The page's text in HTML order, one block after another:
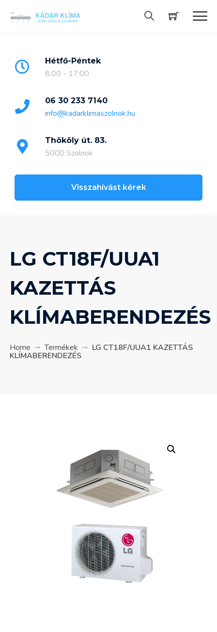
Hétfő-Péntek
8:00 - 17:00
06 30 233 7140
info@kadarklimaszolnok.hu
Thököly út. 83.
5000 Szolnok
Visszahívást kérek
LG CT18F/UUA1
KAZETTÁS
KLÍMABERENDEZÉS
Home Termékek LG CT18F/UUA1 KAZETTÁS
KLÍMABERENDEZÉS